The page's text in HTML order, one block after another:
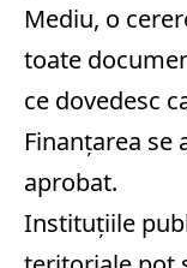
Mediu, o
toate
ce dovedesc
Finanțarea
aprobat.
Instituțiile